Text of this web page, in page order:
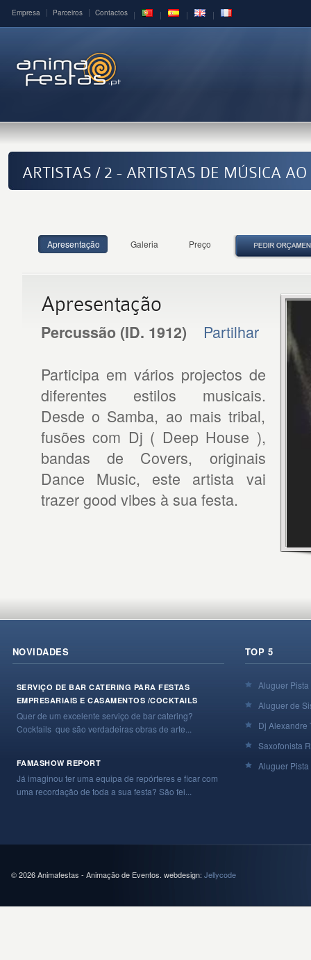
Empresa Parceiros Contactos
ARTISTAS / 2 - ARTISTAS DE MÚSICA AO
Apresentação Galeria Preço
Apresentação
Percussão(ID. 1912)
Partilhar
Participa em vários projectos de
diferentes estilos musicais.
Desde o Samba, ao mais tribal,
fusões com Dj ( Deep House ),
bandas de Covers, originais
Dance Music, este artista vai
trazer good vibes à sua festa.
NOVIDADES
SERVIÇO DE BAR CATERING PARA FESTAS
EMPRESARIAIS E CASAMENTOS /COCKTAILS
Quer de um excelente serviço de bar catering?
Cocktails que são verdadeiras obras de arte...
FAMASHOW REPORT
Já imaginou ter uma equipa de repórteres e ficar com
uma recordação de toda a sua festa? São fei...
TOP 5
Aluguer
Aluguer de
Dj Alexandre
Saxofonista
Aluguer
© 2026 Animafestas - Animação de Eventos. webdesign: Jellycode